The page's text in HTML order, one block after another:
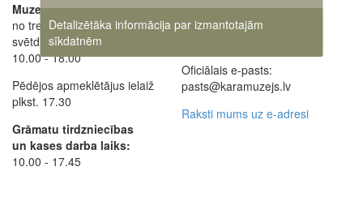
Muzejs atvērts:
no trešdienas līdz
svētdienai
10.00 - 18.00
Pēdējos apmeklētājus ielaiž
plkst. 17.30
Grāmatu tirdzniecības
un kases darba laiks:
10.00 - 17.45
Ekskursiju pieteikšana
Oficiālais e-pasts:
pasts@karamuzejs.lv
Raksti mums uz e-adresi
Detalizētāka informācija par izmantotajām
sīkdatnēm